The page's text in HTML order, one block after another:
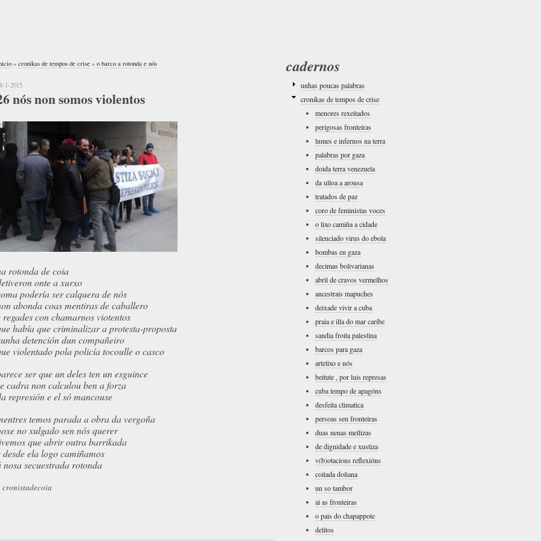
» cronikas de tempos de crise » o barco a rotonda e nós
1-2015
nós non somos violentos
rotonda de coia
onte a xurxo
podería ser calquera de nós
abonda coas mentiras de caballero
regades con chamarnos viotentos
había que criminalizar a protesta-proposta
detención dun compañeiro
violentado pola policía tocoulle o casco
ser que un deles ten un esguince
cadra non calculou ben a forza
represión e el só mancouse
temos parada a obra da vergoña
no xulgado sen nós querer
que abrir outra barrikada
desde ela logo camiñamos
nosa secuestrada rotonda
cronistadecoia
cadernos
unhas poucas palabras
cronikas de tempos de crise
menores rexeitados
perigosas fronteiras
lumes e infernos na terra
palabras por gaza
doida terra venezuela
da ulloa a arousa
tratados de paz
coro de feministas voces
o lixo camiña a cidade
silenciado virus do ebola
bombas en gaza
decimas bolivarianas
abril de cravos vermelhos
ancestrais mapuches
deixade vivir a cuba
praia e illa do mar caribe
sandia froita palestina
barcos para gaza
artelixo e nós
beitute , por luis represas
cuba tempo de apagóns
desfeita climatica
persoas sen fronteiras
duas nenas mellizas
de dignidade e xustiza
v(b)otacions reflexións
coitada doñana
un so tambor
ai as fronteiras
o pais do chapappote
delitos